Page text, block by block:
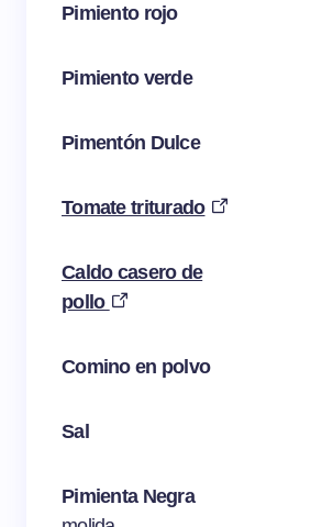
Pimiento rojo
Pimiento verde
Pimentón Dulce
Tomate triturado
Caldo casero de
pollo
Comino en polvo
Sal
Pimienta Negra